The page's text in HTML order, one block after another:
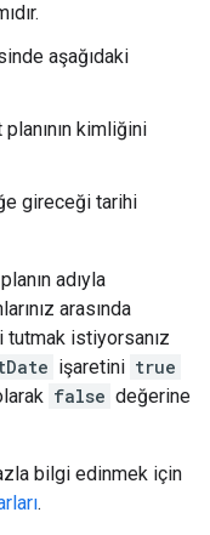
aşağıdaki
kimliğini
gireceği tarihi
adıyla
arasında
tutmak istiyorsanız
işaretini true
false değerine
bilgi edinmek için
.